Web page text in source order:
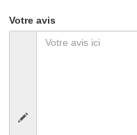
Votre avis